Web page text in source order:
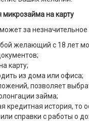
на карту
за
желающий с 18 лет
карту;
из дома или офиса;
позволяет
займа;
кредитная история,
справки с работы о